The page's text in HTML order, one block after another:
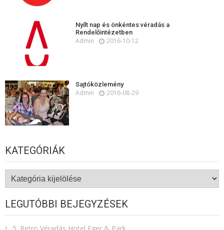
Nyílt nap és önkéntes véradás a
Rendelőintézetben
Admin 2016-10-12
Sajtóközlemény
Admin 2016-08-29
KATEGÓRIÁK
Kategóriák
LEGUTÓBBI BEJEGYZÉSEK